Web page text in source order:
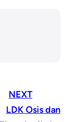
NEXT
LDK Osis dan